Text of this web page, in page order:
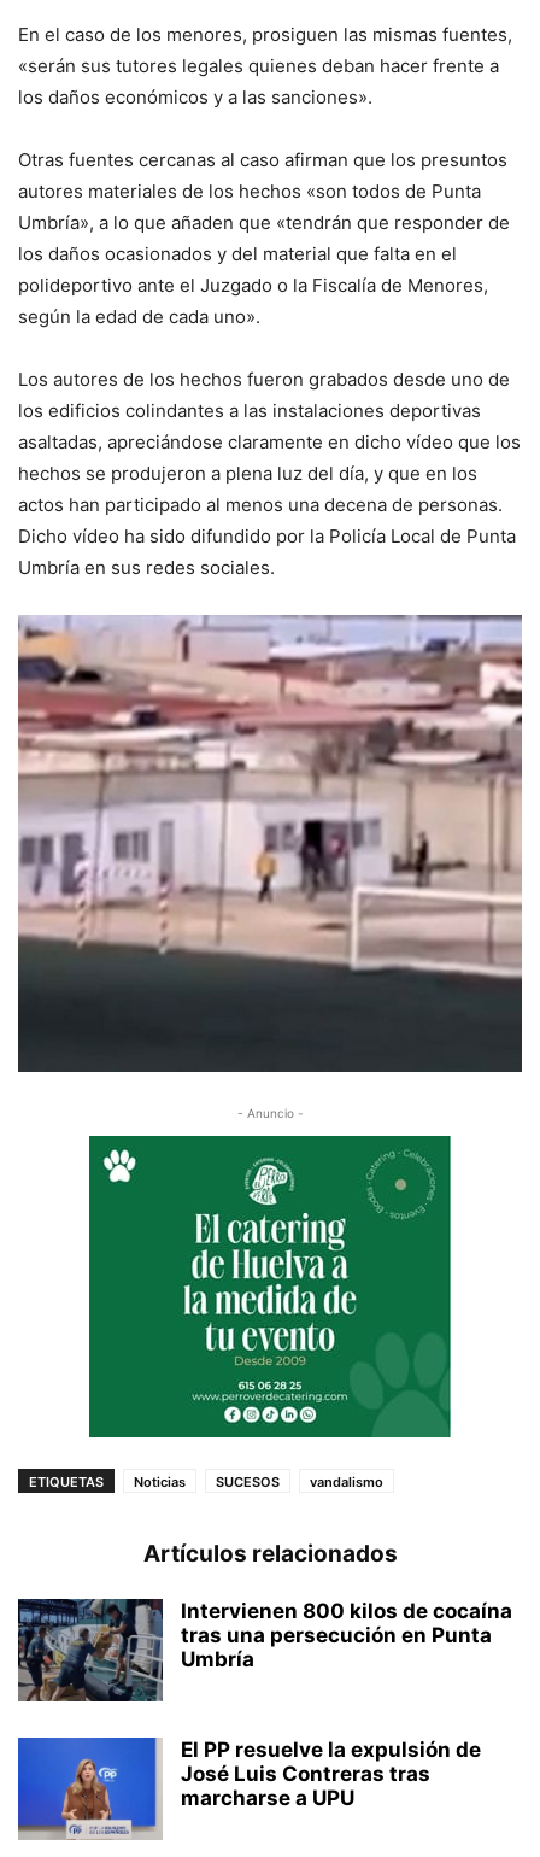
En el caso de los menores, prosiguen las mismas fuentes,
«serán sus tutores legales quienes deban hacer frente a
los daños económicos y a las sanciones».
Otras fuentes cercanas al caso afirman que los presuntos
autores materiales de los hechos «son todos de Punta
Umbría», a lo que añaden que «tendrán que responder de
los daños ocasionados y del material que falta en el
polideportivo ante el Juzgado o la Fiscalía de Menores,
según la edad de cada uno».
Los autores de los hechos fueron grabados desde uno de
los edificios colindantes a las instalaciones deportivas
asaltadas, apreciándose claramente en dicho vídeo que los
hechos se produjeron a plena luz del día, y que en los
actos han participado al menos una decena de personas.
Dicho vídeo ha sido difundido por la Policía Local de Punta
Umbría en sus redes sociales.
- Anuncio -
ETIQUETAS Noticias SUCESOS vandalismo
Artículos relacionados
Intervienen 800 kilos de cocaína
tras una persecución en Punta
Umbría
El PP resuelve la expulsión de
José Luis Contreras tras
marcharse a UPU